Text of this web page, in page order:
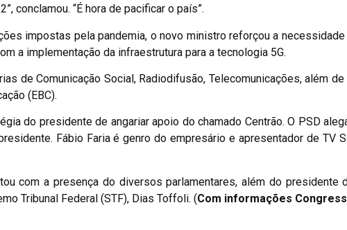
conclamou. “É hora de pacificar o país”.
impostas pela pandemia, o novo ministro reforçou a
a implementação da infraestrutura para a tecnologia 5G.
de Comunicação Social, Radiodifusão, Telecomunicações, além
(EBC).
do presidente de angariar apoio do chamado Centrão. O PSD
Fábio Faria é genro do empresário e apresentador de TV
com a presença do diversos parlamentares, além do presidente
Tribunal Federal (STF), Dias Toffoli. (Com informações